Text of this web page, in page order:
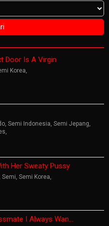
Door Is A Virgin
Korea,
, Semi Indonesia, Semi Jepang,
,
Her Sweaty Pussy
Semi, Semi Korea,
I Always Wan…